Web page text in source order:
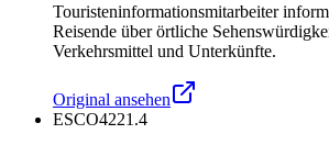
Touristeninformationsmitarbeiter
Reisende über örtliche
Verkehrsmittel und Unterkünfte.
Original ansehen
ESCO4221.4